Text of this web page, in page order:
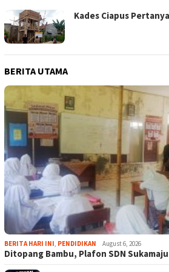
Kades Ciapus
BERITA UTAMA
BERITA HARI INI, PENDIDIKAN August 6, 2026
Ditopang Bambu, Plafon SDN